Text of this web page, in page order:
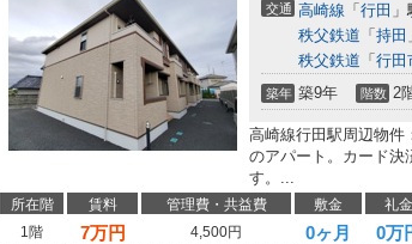
交通 高崎線 「 行田
秩父鉄道 「 持田
秩父鉄道 「 行田
築年 築9年 階数 2
高崎線行田駅周辺物件
のアパート。カード決
す。...
所在階 賃料 管理費・共益費 敷金 礼金
1階
7万円 4,500円 0ヶ月 0万